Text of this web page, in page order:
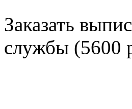
Заказать
службы (5600